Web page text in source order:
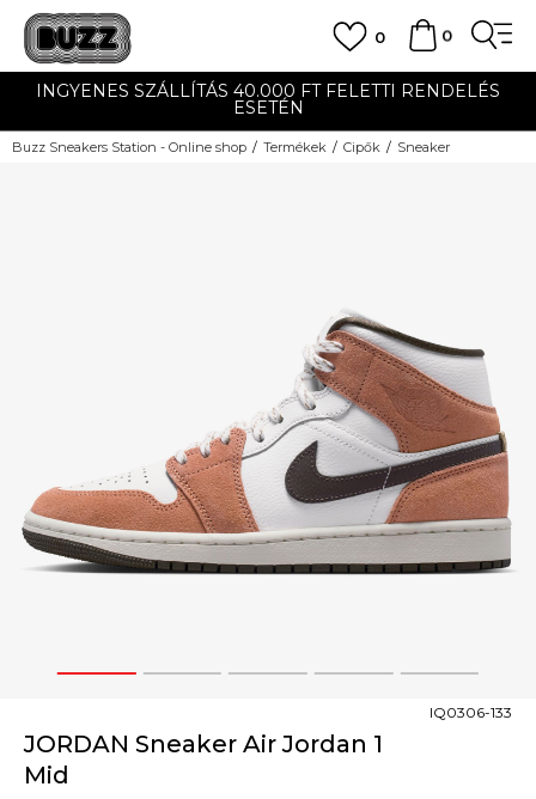
0
0
INGYENES SZÁLLÍTÁS 40.000 FT FELETTI RENDELÉS
ESETÉN
Buzz Sneakers Station - Online shop Termékek Cipők Sneaker
1 2 3 4 5
JORDAN Sneaker Air Jordan 1
Mid
IQ0306-133